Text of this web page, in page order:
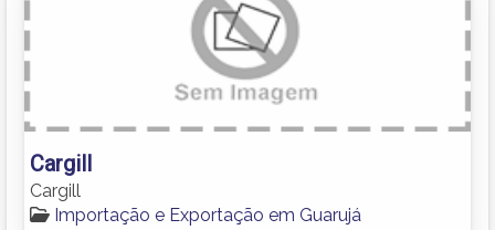
Cargill
Cargill
Importação e Exportação em Guarujá